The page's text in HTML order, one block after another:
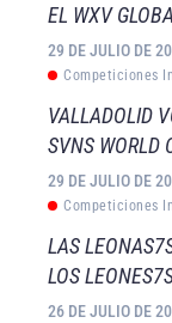
EL WXV
29 DE JULIO DE
Competiciones
VALLADOLID
SVNS WORLD
29 DE JULIO DE
Competiciones
LAS
LOS
26 DE JULIO DE